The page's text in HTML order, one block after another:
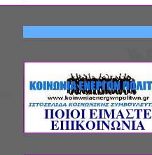
ΠΟΙΟΙ ΕΙΜΑΣΤΕ
ΕΠΙΚΟΙΝΩΝΙΑ